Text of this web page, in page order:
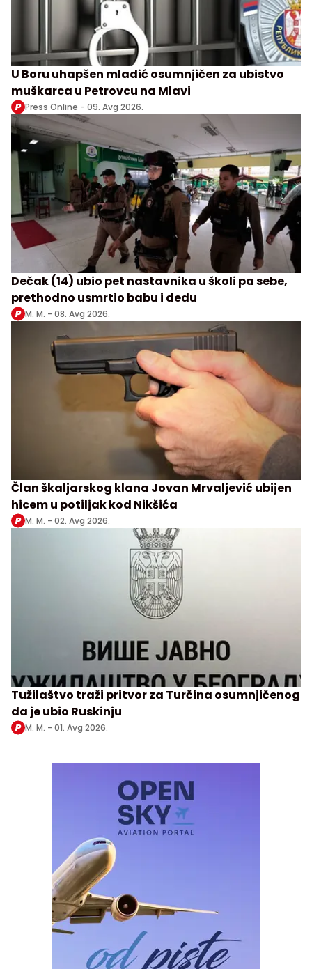
U Boru uhapšen mladić osumnjičen za ubistvo
muškarca u Petrovcu na Mlavi
Press Online - 09. Avg 2026.
Dečak (14) ubio pet nastavnika u školi pa sebe,
prethodno usmrtio babu i dedu
M. M. - 08. Avg 2026.
Član škaljarskog klana Jovan Mrvaljević ubijen
hicem u potiljak kod Nikšića
M. M. - 02. Avg 2026.
Tužilaštvo traži pritvor za Turčina osumnjičenog
da je ubio Ruskinju
M. M. - 01. Avg 2026.